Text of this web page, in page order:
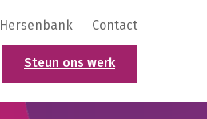
Hersenbank Contact
Steun ons werk